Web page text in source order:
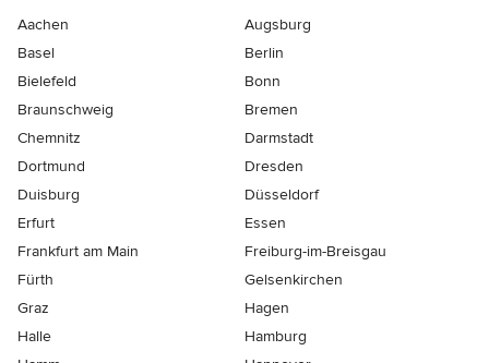
Aachen
Augsburg
Basel
Berlin
Bielefeld
Bonn
Braunschweig
Bremen
Chemnitz
Darmstadt
Dortmund
Dresden
Duisburg
Düsseldorf
Erfurt
Essen
Frankfurt am Main
Freiburg-im-Breisgau
Fürth
Gelsenkirchen
Graz
Hagen
Halle
Hamburg